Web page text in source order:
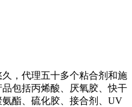
，代理五十多个粘合剂和施
包括丙烯酸、厌氧胶、快干
酯、硫化胶、接合剂、UV